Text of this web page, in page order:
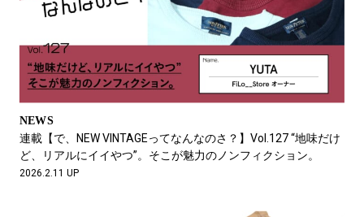
NEWS
連載【で、NEW VINTAGEってなんなのさ？】Vol.127 “地味だけ
ど、リアルにイイやつ”。そこが魅力のノンフィクション。
2026.2.11 UP